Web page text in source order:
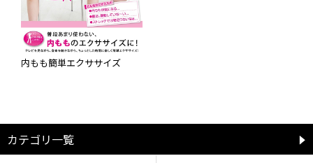
内もも簡単エクササイズ
カテゴリ一覧